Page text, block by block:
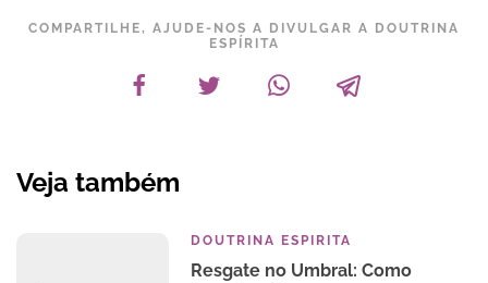
COMPARTILHE, AJUDE-NOS A DIVULGAR A DOUTRINA
ESPÍRITA
Veja também
DOUTRINA ESPIRITA
Resgate no Umbral: Como